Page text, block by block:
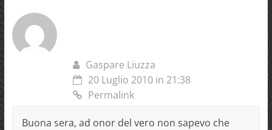
Gaspare Liuzza
20 Luglio 2010 in 21:38
Permalink
Buona sera, ad onor del vero non sapevo che